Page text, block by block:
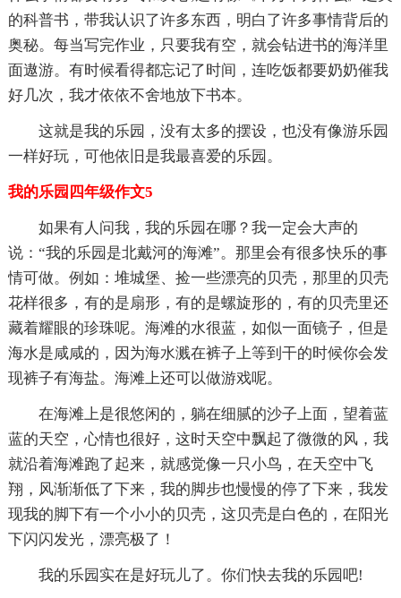
的科普书，带我认识了许多东西，明白了许多事情背后的
奥秘。每当写完作业，只要我有空，就会钻进书的海洋里
面遨游。有时候看得都忘记了时间，连吃饭都要奶奶催我
好几次，我才依依不舍地放下书本。
这就是我的乐园，没有太多的摆设，也没有像游乐园
一样好玩，可他依旧是我最喜爱的乐园。
我的乐园四年级作文5
如果有人问我，我的乐园在哪？我一定会大声的
说：“我的乐园是北戴河的海滩”。那里会有很多快乐的事
情可做。例如：堆城堡、捡一些漂亮的贝壳，那里的贝壳
花样很多，有的是扇形，有的是螺旋形的，有的贝壳里还
藏着耀眼的珍珠呢。海滩的水很蓝，如似一面镜子，但是
海水是咸咸的，因为海水溅在裤子上等到干的时候你会发
现裤子有海盐。海滩上还可以做游戏呢。
在海滩上是很悠闲的，躺在细腻的沙子上面，望着蓝
蓝的天空，心情也很好，这时天空中飘起了微微的风，我
就沿着海滩跑了起来，就感觉像一只小鸟，在天空中飞
翔，风渐渐低了下来，我的脚步也慢慢的停了下来，我发
现我的脚下有一个小小的贝壳，这贝壳是白色的，在阳光
下闪闪发光，漂亮极了！
我的乐园实在是好玩儿了。你们快去我的乐园吧!